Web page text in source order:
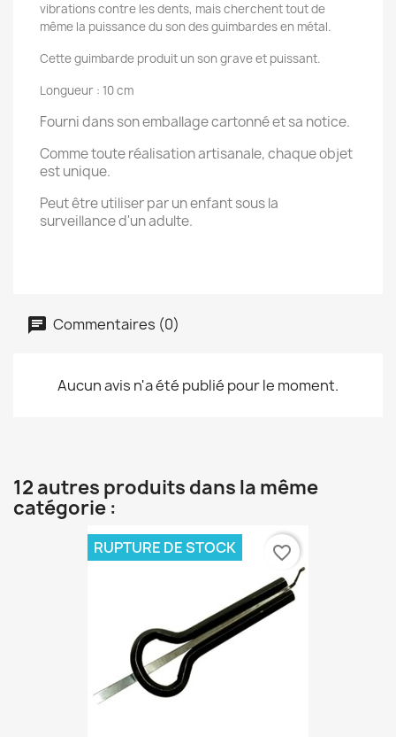
vibrations contre les dents, mais cherchent tout de
même la puissance du son des guimbardes en métal.
Cette guimbarde produit un son grave et puissant.
Longueur : 10 cm
Fourni dans son emballage cartonné et sa notice.
Comme toute réalisation artisanale, chaque objet
est unique.
Peut être utiliser par un enfant sous la
surveillance d'un adulte.
Commentaires (0)
Aucun avis n'a été publié pour le moment.
12 autres produits dans la même
catégorie :
RUPTURE DE STOCK favorite_border